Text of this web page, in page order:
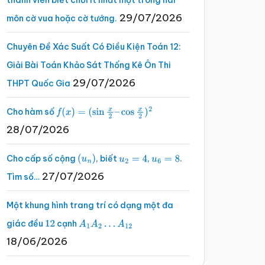
môn cờ vua hoặc cờ tướng. 29/07/2026
Chuyên Đề Xác Suất Có Điều Kiện Toán 12:
Giải Bài Toán Khảo Sát Thống Kê Ôn Thi
THPT Quốc Gia 29/07/2026
Cho hàm số f(x)=(sinx2 –cosx2 )2
28/07/2026
Cho cấp số cộng (un), biếtu2 =4 , u6 =8
.
Tìm số… 27/07/2026
Một khung hình trang trí có dạng một đa
giác đều 12 cạnh A1A2…A 12
18/06/2026